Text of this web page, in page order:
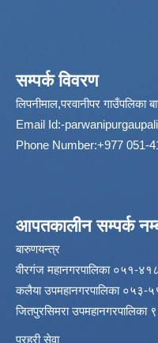
सम्पर्क विवरण
लिपनीमाल,परवानीपर गाउँपलिका
Email Id:-
Phone Number:+977 051-
आपतकालीन सम्पर्क
बारुणयन्त्र
वीरगंज महानगरपालिका ०५१-
कलैया उपमहानगरपालिका ०५३-
जितपुरसिमरा
प्रहरी सेवा